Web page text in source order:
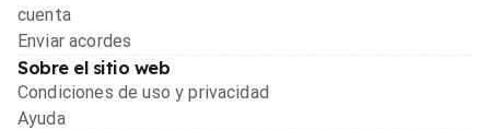
cuenta
Enviar acordes
Sobre el sitio web
Condiciones de uso y privacidad
Ayuda